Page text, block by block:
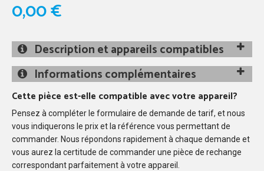
0,00 €
Description et appareils compatibles
Informations complémentaires
Cette pièce est-elle compatible avec votre appareil?
Pensez à compléter le formulaire de demande de tarif, et nous
vous indiquerons le prix et la référence vous permettant de
commander. Nous répondons rapidement à chaque demande et
vous aurez la certitude de commander une pièce de rechange
correspondant parfaitement à votre appareil.